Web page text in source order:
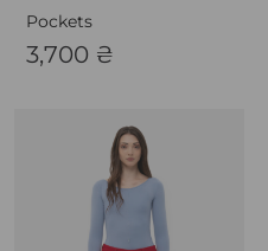
Pockets
3,700 ₴